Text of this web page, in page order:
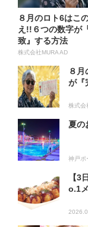
８月のロト6はこ
え!!６つの数字が
致』する方法
株式会社MURA AD
８
が『
株式会
夏の
神戸ポ
【3
o.1